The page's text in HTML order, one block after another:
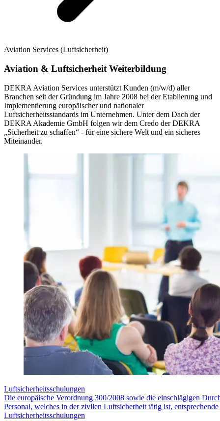
Aviation Services (Luftsicherheit)
Aviation & Luftsicherheit Weiterbildung
DEKRA Aviation Services unterstützt Kunden (m/w/d) aller
Branchen seit der Gründung im Jahre 2008 bei der Etablierung und
Implementierung europäischer und nationaler
Luftsicherheitsstandards im Unternehmen. Unter dem Dach der
DEKRA Akademie GmbH folgen wir dem Credo der DEKRA
„Sicherheit zu schaffen“ - für eine sichere Welt und ein sicheres
Miteinander.
Luftsicherheitsschulungen
Die europäische Verordnung 300/2008 sowie die einschlägigen
Personal, welches in der zivilen Luftsicherheit tätig ist,
Luftsicherheitsschulungen